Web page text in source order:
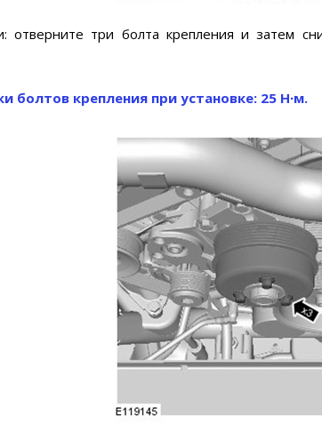
отверните три болта крепления и затем
болтов крепления при установке: 25 Н∙м.